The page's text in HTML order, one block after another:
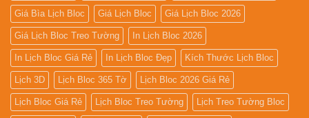
Giá Bìa Lịch Bloc Giá Lịch Bloc Giá Lịch Bloc 2026
Giá Lịch Bloc Treo Tường In Lịch Bloc 2026
In Lịch Bloc Giá Rẻ In Lịch Bloc Đẹp Kích Thước Lịch Bloc
Lịch 3D Lịch Bloc 365 Tờ Lịch Bloc 2026 Giá Rẻ
Lịch Bloc Giá Rẻ Lịch Bloc Treo Tường Lịch Treo Tường Bloc